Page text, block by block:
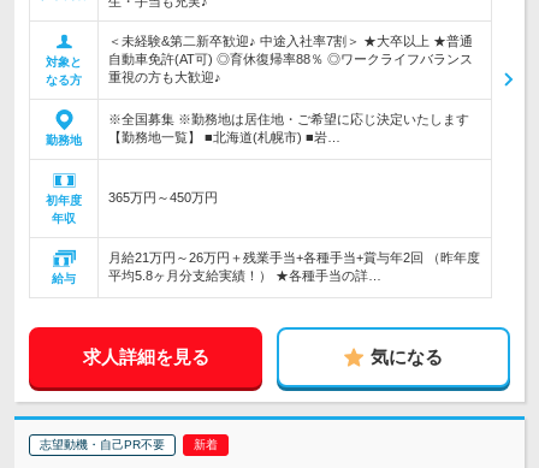
対象と
なる方
＜未経験&第二新卒歓迎♪ 中途入社率7割＞ ★大卒以上 ★普通
自動車免許(AT可) ◎育休復帰率88％ ◎ワークライフバランス
重視の方も大歓迎♪
勤務地
※全国募集 ※勤務地は居住地・ご希望に応じ決定いたします
【勤務地一覧】 ■北海道(札幌市) ■岩…
初年度
年収
365万円～450万円
給与
月給21万円～26万円＋残業手当+各種手当+賞与年2回 （昨年度
平均5.8ヶ月分支給実績！） ★各種手当の詳…
求人詳細を見る 気になる
志望動機・自己PR不要